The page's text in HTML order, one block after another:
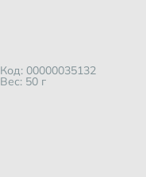
Код: 00000035132
Вес: 50 г